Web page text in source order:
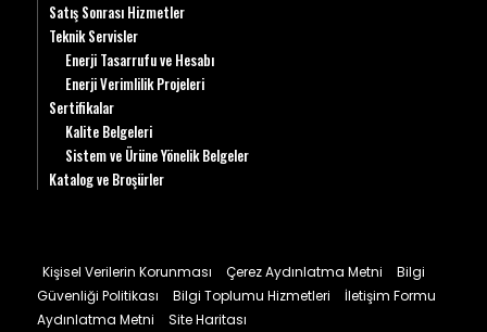
Satış Sonrası Hizmetler
Teknik Servisler
Enerji Tasarrufu ve Hesabı
Enerji Verimlilik Projeleri
Sertifikalar
Kalite Belgeleri
Sistem ve Ürüne Yönelik Belgeler
Katalog ve Broşürler
Kişisel Verilerin Korunması Çerez Aydınlatma Metni
Bilgi
Güvenliği Politikası
Bilgi Toplumu Hizmetleri
İletişim Formu
Aydınlatma Metni
Site Haritası